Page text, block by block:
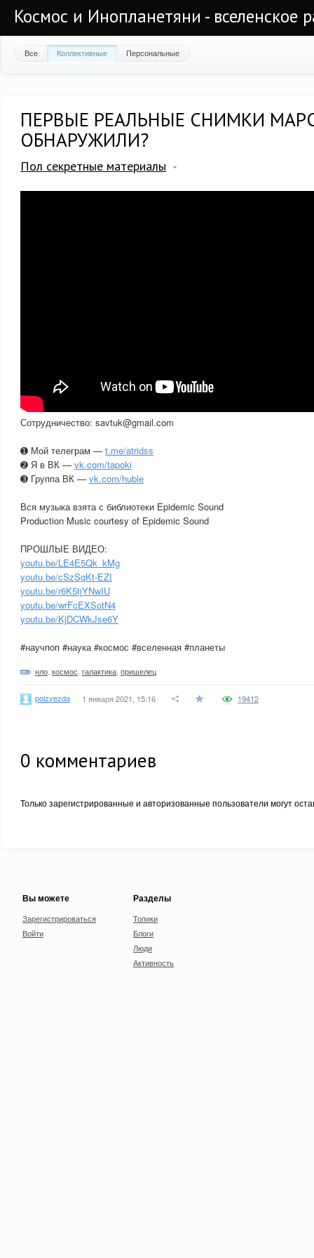
Космос и Инопланетяни - вселенское
Все Коллективные Персональные
ПЕРВЫЕ РЕАЛЬНЫЕ СНИМКИ
ОБНАРУЖИЛИ?
Пол секретные материалы
Сотрудничество: savtuk@gmail.com
➊ Мой телеграм — t.me/atridss
➋ Я в ВК — vk.com/tapoki
➌ Группа ВК — vk.com/huble
Вся музыка взята с библиотеки Epidemic Sound
Production Music courtesy of Epidemic Sound
ПРОШЛЫЕ ВИДЕО:
youtu.be/LE4E5Qk_kMg
youtu.be/cSzSqKt-EZI
youtu.be/r6K5tjYNwIU
youtu.be/wrFcEXSotN4
youtu.be/KjDCWkJse6Y
#научпоп #наука #космос #вселенная #планеты
нло космос галактика пришелец
polzvezda 1 января 2021, 15:16 19412
0 комментариев
Только зарегистрированные и авторизованные пользователи могут
Вы можете
Зарегистрироваться
Войти
Разделы
Топики
Блоги
Люди
Активность